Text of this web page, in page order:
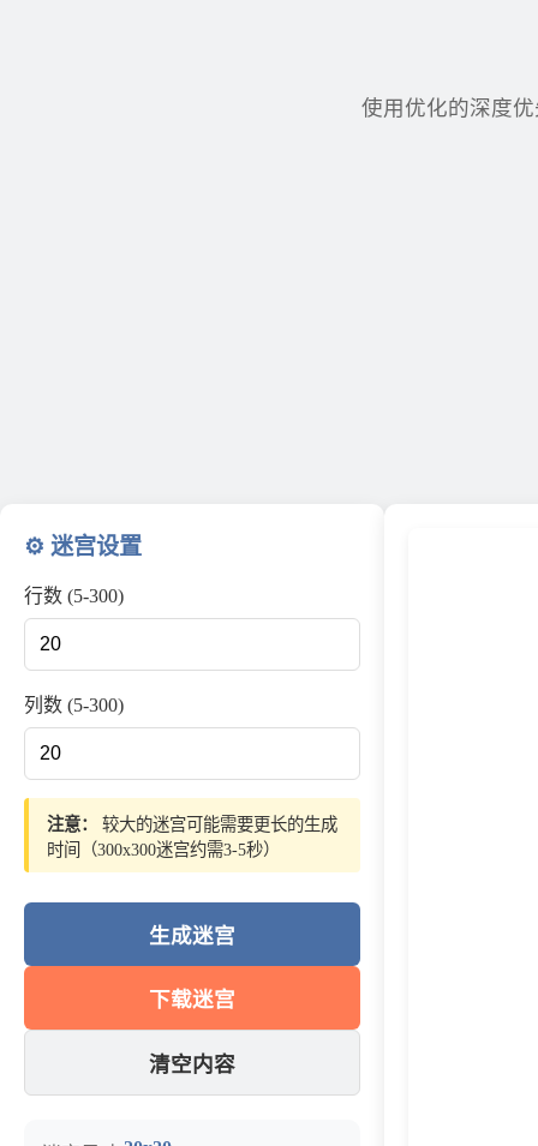
使用优化的深度
⚙️ 迷宫设置
行数 (5-300)
列数 (5-300)
注意：
较大的迷宫可能需要更长的生成
时间（300x300迷宫约需3-5秒）
生成迷宫
下载迷宫
清空内容